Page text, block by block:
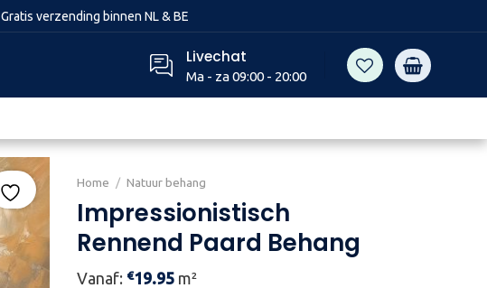
Gratis verzending binnen NL & BE
Livechat
Ma - za 09:00 - 20:00
Home / Natuur behang
Impressionistisch
Rennend Paard Behang
Vanaf: €19.95 m²